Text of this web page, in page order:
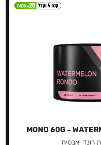
MONO 60G –
רונדו אבטיח